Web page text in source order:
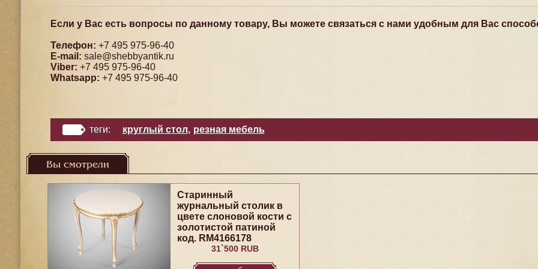
Если у Вас есть вопросы по данному товару, Вы можете связаться с нами удобным для Вас
Телефон: +7 495 975-96-40
E-mail: sale@shebbyantik.ru
Viber: +7 495 975-96-40
Whatsapp: +7 495 975-96-40
теги: круглый стол, резная мебель
Вы смотрели
Старинный
журнальный столик в
цвете слоновой кости с
золотистой патиной
код. RM4166178
31`500 RUB